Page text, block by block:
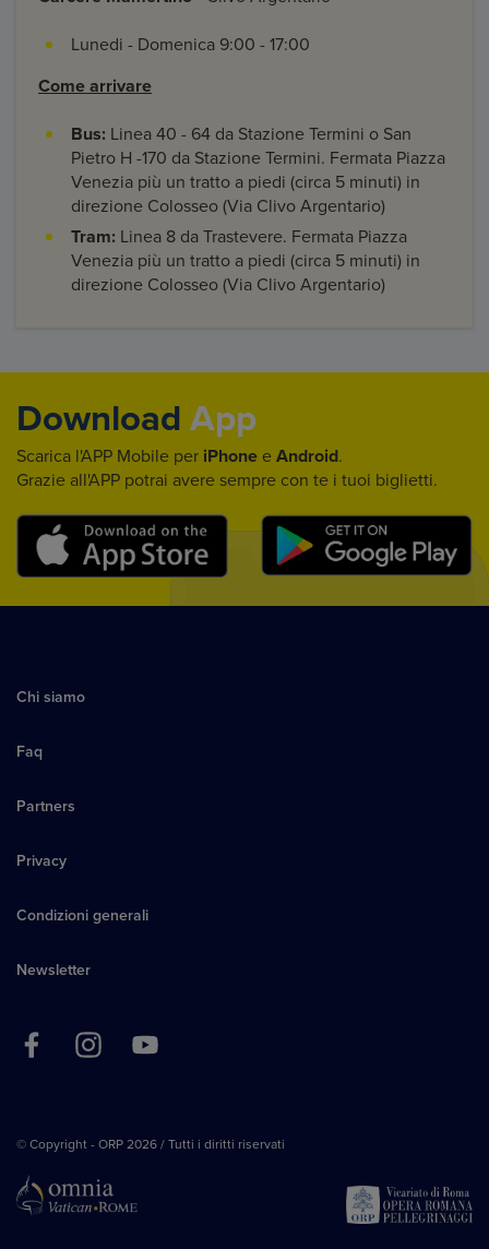
Lunedi - Domenica 9:00 - 17:00
Come arrivare
Bus: Linea 40 - 64 da Stazione Termini o San
Pietro H -170 da Stazione Termini. Fermata Piazza
Venezia più un tratto a piedi (circa 5 minuti) in
direzione Colosseo (Via Clivo Argentario)
Tram: Linea 8 da Trastevere. Fermata Piazza
Venezia più un tratto a piedi (circa 5 minuti) in
direzione Colosseo (Via Clivo Argentario)
Download App
Scarica l'APP Mobile per iPhone e Android.
Grazie all'APP potrai avere sempre con te i tuoi biglietti.
Chi siamo
Faq
Partners
Privacy
Condizioni generali
Newsletter
© Copyright - ORP 2026 / Tutti i diritti riservati